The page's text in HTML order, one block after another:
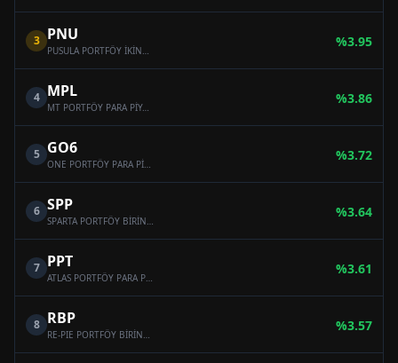
3 PNU
PUSULA PORTFÖY İKİNCİ PARA PİYASASI (TL) FONU
%3.95
4 MPL
MT PORTFÖY PARA PİYASASI (TL) FONU
%3.86
5 GO6
ONE PORTFÖY PARA PİYASASI (TL) FONU
%3.72
6 SPP
SPARTA PORTFÖY BİRİNCİ PARA PİYASASI (TL) FONU
%3.64
7 PPT
ATLAS PORTFÖY PARA PİYASASI (TL) FONU
%3.61
8 RBP
RE-PIE PORTFÖY BİRİNCİ PARA PİYASASI (TL) FONU
%3.57